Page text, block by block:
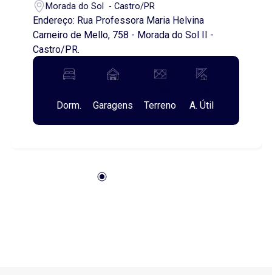
Morada do Sol - Castro/PR
Endereço: Rua Professora Maria Helvina
Carneiro de Mello, 758 - Morada do Sol II -
Castro/PR.
Dorm.
Garagens
Terreno
A. Útil